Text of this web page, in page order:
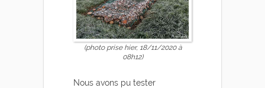
(photo prise hier, 18/11/2020 à
08h12)
Nous avons pu tester